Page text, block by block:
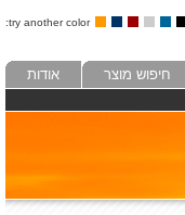
try another color:
אודות חיפוש מוצר